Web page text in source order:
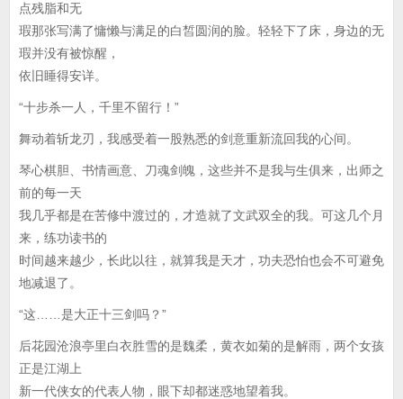
点残脂和无
瑕那张写满了慵懒与满足的白皙圆润的脸。轻轻下了床，身边的无
瑕并没有被惊醒，
依旧睡得安详。
“十步杀一人，千里不留行！”
舞动着斩龙刃，我感受着一股熟悉的剑意重新流回我的心间。
琴心棋胆、书情画意、刀魂剑魄，这些并不是我与生俱来，出师之
前的每一天
我几乎都是在苦修中渡过的，才造就了文武双全的我。可这几个月
来，练功读书的
时间越来越少，长此以往，就算我是天才，功夫恐怕也会不可避免
地减退了。
“这……是大正十三剑吗？”
后花园沧浪亭里白衣胜雪的是魏柔，黄衣如菊的是解雨，两个女孩
正是江湖上
新一代侠女的代表人物，眼下却都迷惑地望着我。